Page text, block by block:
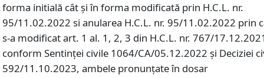
forma initială cât și în forma modificată prin H.C.L. nr.
95/11.02.2022 si anularea H.C.L. nr. 95/11.02.2022 prin
s-a modificat art. 1 al. 1, 2, 3 din H.C.L. nr. 767/
conform Sentinței civile 1064/CA/05.12.2022 și Deciziei
592/11.10.2023, ambele pronunțate în dosar